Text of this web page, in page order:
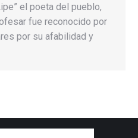
el poeta del pueblo,
fue reconocido por
por su afabilidad y